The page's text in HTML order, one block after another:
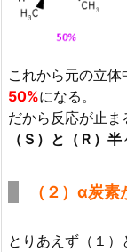
これから元の立
50%になる。
だから反応が止ま
（Ｓ）と（Ｒ）
（２）α炭
とりあえず（１